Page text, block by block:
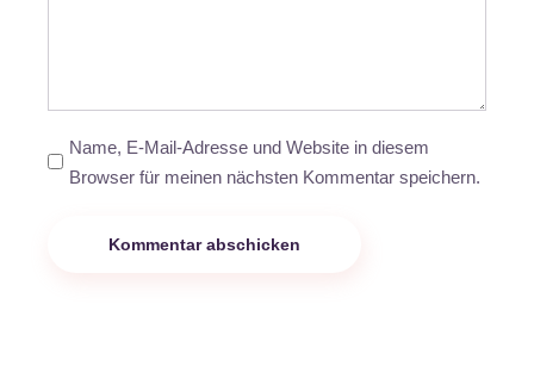
Name, E-Mail-Adresse und Website in diesem
Browser für meinen nächsten Kommentar speichern.
Kommentar abschicken